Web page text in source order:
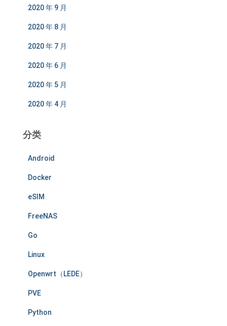
2020 年 9 月
2020 年 8 月
2020 年 7 月
2020 年 6 月
2020 年 5 月
2020 年 4 月
分类
Android
Docker
eSIM
FreeNAS
Go
Linux
Openwrt（LEDE）
PVE
Python